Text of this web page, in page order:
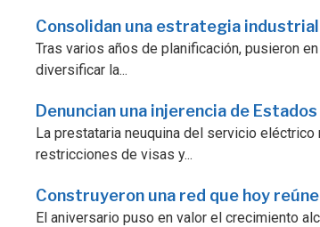
Consolidan una estrategia
Tras varios años de planificación, pusieron
diversificar la...
Denuncian una injerencia de
La prestataria neuquina del servicio
restricciones de visas y...
Construyeron una red que hoy
El aniversario puso en valor el crecimiento